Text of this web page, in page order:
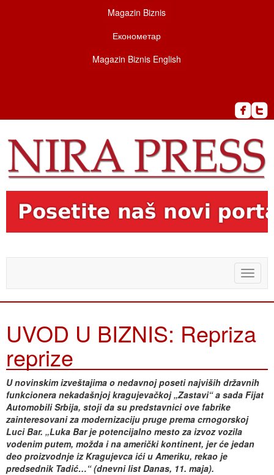
Magazin Biznis
Економетар
Magazin Biznis English
Toggle
UVOD U BIZNIS: Repriza
reprize
U novinskim izveštajima o nedavnoj poseti najviših državnih
funkcionera nekadašnjoj kragujevačkoj „Zastavi“ a sada Fijat
Automobili Srbija, stoji da su predstavnici ove fabrike
zainteresovani za modernizaciju pruge prema crnogorskoj
Luci Bar. „Luka Bar je potencijalno mesto za izvoz vozila
vodenim putem, možda i na američki kontinent, jer će jedan
deo proizvodnje iz Kragujevca ići u Ameriku, rekao je
predsednik Tadić…“ (dnevni list Danas, 11. maja).